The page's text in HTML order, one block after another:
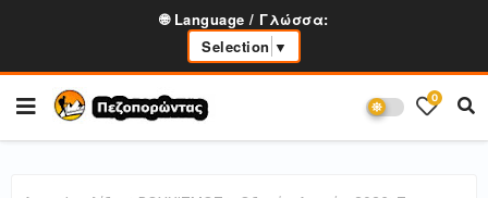
🌐 Language / Γλώσσα:
Selection ▼
0